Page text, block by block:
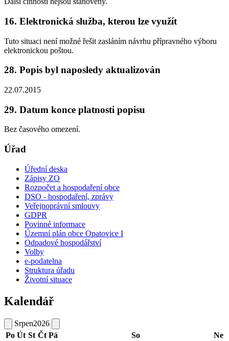
16. Elektronická služba, kterou lze využít
Tuto situaci není možné řešit zasláním návrhu přípravného výboru
elektronickou poštou.
28. Popis byl naposledy aktualizován
22.07.2015
29. Datum konce platnosti popisu
Bez časového omezení.
Úřad
Úřední deska
Zápisy ZO
Rozpočet a hospodaření obce
DSO - hospodaření, zprávy
Veřejnoprávní smlouvy
GDPR
Povinné informace
Územní plán obce Opatovice I
Odpadové hospodářství
Volby
e-podatelna
Struktura úřadu
Životní situace
Kalendář
Srpen2026
Po Út St Čt Pá So Ne